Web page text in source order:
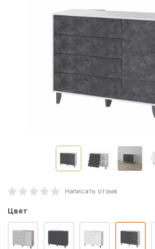
Написать отзыв
Цвет